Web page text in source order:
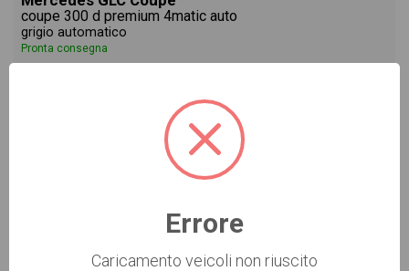
coupe 300 d premium 4matic auto
grigio automatico
Pronta consegna
Vai alla scheda >>
Errore
Caricamento veicoli non riuscito